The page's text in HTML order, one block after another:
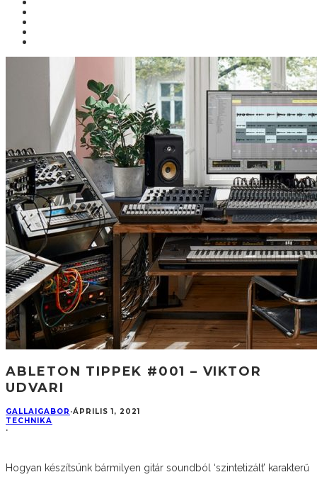
ABLETON TIPPEK #001 – VIKTOR
UDVARI
GALLAIGABOR ·ÁPRILIS 1, 2021
TECHNIKA
·
Hogyan készítsünk bármilyen gitár soundból ‘szintetizált’ karakterű